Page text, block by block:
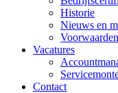
Historie
Nieuws en
Voorwaarden
Vacatures
Contact